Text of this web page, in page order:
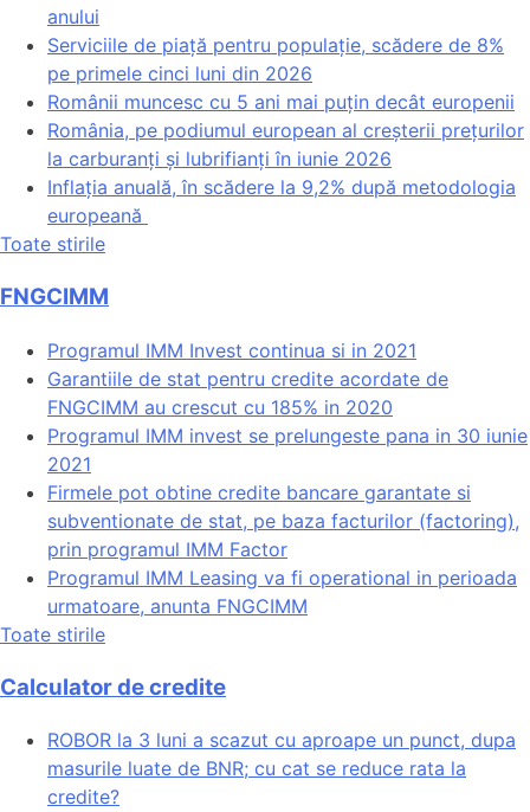
anului
Serviciile de piață pentru populație, scădere de 8%
pe primele cinci luni din 2026
Românii muncesc cu 5 ani mai puțin decât europenii
România, pe podiumul european al creșterii prețurilor
la carburanți și lubrifianți în iunie 2026
Inflația anuală, în scădere la 9,2% după metodologia
europeană
Toate stirile
FNGCIMM
Programul IMM Invest continua si in 2021
Garantiile de stat pentru credite acordate de
FNGCIMM au crescut cu 185% in 2020
Programul IMM invest se prelungeste pana in 30 iunie
2021
Firmele pot obtine credite bancare garantate si
subventionate de stat, pe baza facturilor (factoring),
prin programul IMM Factor
Programul IMM Leasing va fi operational in perioada
urmatoare, anunta FNGCIMM
Toate stirile
Calculator de credite
ROBOR la 3 luni a scazut cu aproape un punct, dupa
masurile luate de BNR; cu cat se reduce rata la
credite?